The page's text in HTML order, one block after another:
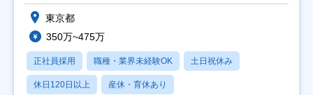
東京都
350万~475万
正社員採用 職種・業界未経験OK 土日祝休み
休日120日以上 産休・育休あり